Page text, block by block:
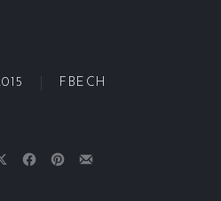
FBECH
ShareShareShareShare